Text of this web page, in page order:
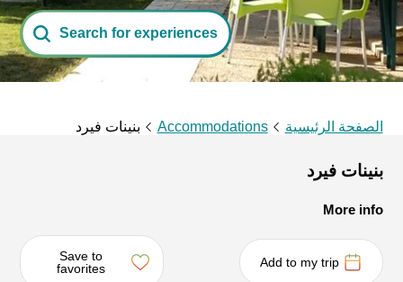
Search for experiences
الصفحة الرئيسية Accommodations بنينات فيرد
بنينات فيرد
More info
Add to my trip
Save to
favorites